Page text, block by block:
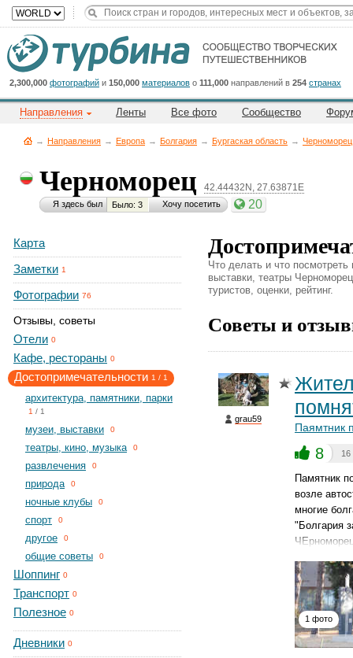
2,300,000 фотографий и 150,000 материалов о 111,000 направлений в 254 странах
Направления Ленты Все фото Сообщество
→ Направления → Европа → Болгария → Бургаская область → Черноморец
Черноморец 42.44432N, 27.63871E
Я здесь был Было: 3 Хочу посетить 20
Карта
Заметки 1
Фотографии 76
Отзывы, советы
Отели 0
Кафе, рестораны 0
Достопримечательности 1 / 1
архитектура, памятники, парки
1 / 1
музеи, выставки 0
театры, кино, музыка 0
развлечения 0
природа 0
ночные клубы 0
спорт 0
другое 0
общие советы 0
Шоппинг 0
Транспорт 0
Полезное 0
Дневники 0
Что делать и что
выставки, театры
туристов, оценки, рейтинг.
Советы и
grau59
Паямтник
8 16
Памятник
возле
многие
"Болгария
1 фото
Cейчас
на
сайте:
Title
Button